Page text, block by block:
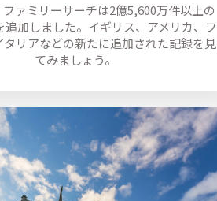
ファミリーサーチは2億5,600万件以上の
追加しました。イギリス、アメリカ、フ
タリアなどの新たに追加された記録を見
てみましょう。